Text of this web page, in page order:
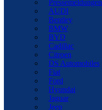
Pressemeldungen
AUDI
Bentley
BMW
BYD
Cadillac
Citroen
DS Automobiles
Fiat
Ford
Hyundai
Jaguar
Jeep